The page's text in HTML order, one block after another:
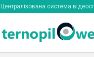
Централізована система